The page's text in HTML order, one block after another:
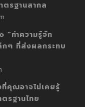
รฐานสากล
“ทำความรู้จัก
กๆ ที่ส่งผลกระทบ
คุณอาจไม่เคยรู้
รฐานไทย